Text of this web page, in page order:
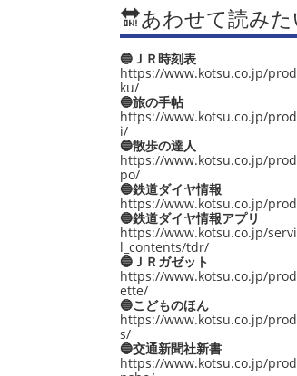
🔛あわせて読みた
🔵ＪＲ時刻表
https://www.kotsu.co.jp/
ku/
🔵旅の手帖
https://www.kotsu.co.jp/
i/
🔵散歩の達人
https://www.kotsu.co.jp/
po/
🔵鉄道ダイヤ情報
https://www.kotsu.co.jp/
🔵鉄道ダイヤ情報アプリ
https://www.kotsu.co.jp/
l_contents/tdr/
🔵ＪＲガゼット
https://www.kotsu.co.jp/
ette/
🔵こどものほん
https://www.kotsu.co.jp/
s/
🔵交通新聞社新書
https://www.kotsu.co.jp/